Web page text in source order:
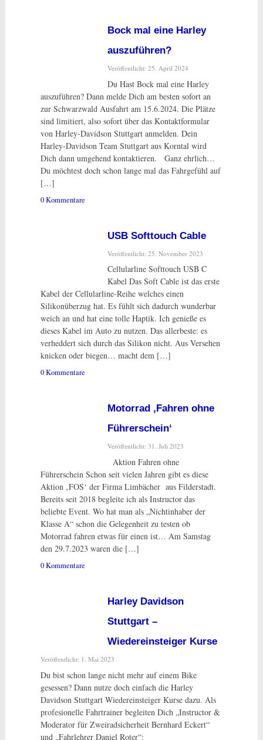
Bock mal eine Harley
auszuführen?
Veröffentlicht: 25. April 2024
Du Hast Bock mal eine Harley
auszuführen? Dann melde Dich am besten sofort an
zur Schwarzwald Ausfahrt am 15.6.2024. Die Plätze
sind limitiert, also sofort über das Kontaktformular
von Harley-Davidson Stuttgart anmelden. Dein
Harley-Davidson Team Stuttgart aus Korntal wird
Dich dann umgehend kontaktieren. Ganz ehrlich…
Du möchtest doch schon lange mal das Fahrgefühl auf
[…]
0 Kommentare
USB Softtouch Cable
Veröffentlicht: 25. November 2023
Cellularline Softtouch USB C
Kabel Das Soft Cable ist das erste
Kabel der Cellularline-Reihe welches einen
Silikonüberzug hat. Es fühlt sich dadurch wunderbar
weich an und hat eine tolle Haptik. Ich genieße es
dieses Kabel im Auto zu nutzen. Das allerbeste: es
verheddert sich durch das Silikon nicht. Aus Versehen
knicken oder biegen… macht dem […]
0 Kommentare
Motorrad ‚Fahren ohne
Führerschein‘
Veröffentlicht: 31. Juli 2023
Aktion Fahren ohne
Führerschein Schon seit vielen Jahren gibt es diese
Aktion ‚FOS‘ der Firma Limbächer aus Filderstadt.
Bereits seit 2018 begleite ich als Instructor das
beliebte Event. Wo hat man als „Nichtinhaber der
Klasse A“ schon die Gelegenheit zu testen ob
Motorrad fahren etwas für einen ist… Am Samstag
den 29.7.2023 waren die […]
0 Kommentare
Harley Davidson
Stuttgart –
Wiedereinsteiger Kurse
Veröffentlicht: 1. Mai 2023
Du bist schon lange nicht mehr auf einem Bike
gesessen? Dann nutze doch einfach die Harley
Davidson Stuttgart Wiedereinsteiger Kurse dazu. Als
profesionelle Fahrtrainer begleiten Dich „Instructor &
Moderator für Zweiradsicherheit Bernhard Eckert“
und „Fahrlehrer Daniel Roter“: